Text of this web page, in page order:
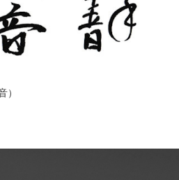
）